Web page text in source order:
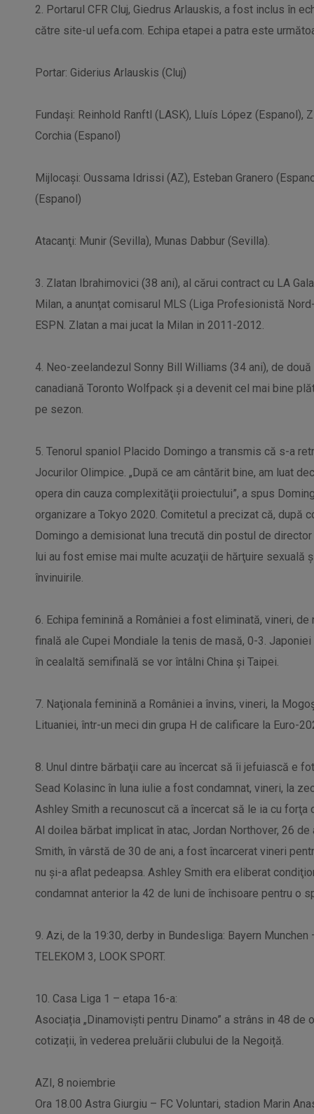
2. Portarul CFR Cluj, Giedrus Arlauskis, a fost inclus în
către site-ul uefa.com. Echipa etapei a patra este
Portar: Giderius Arlauskis (Cluj)
Fundaşi: Reinhold Ranftl (LASK), Lluís López (Espanol),
Corchia (Espanol)
Mijlocaşi: Oussama Idrissi (AZ), Esteban Granero
(Espanol)
Atacanţi: Munir (Sevilla), Munas Dabbur (Sevilla).
3. Zlatan Ibrahimovici (38 ani), al cărui contract cu LA
Milan, a anunţat comisarul MLS (Liga Profesionistă
ESPN. Zlatan a mai jucat la Milan in 2011-2012.
4. Neo-zeelandezul Sonny Bill Williams (34 ani), de
canadiană Toronto Wolfpack şi a devenit cel mai bine
pe sezon.
5. Tenorul spaniol Placido Domingo a transmis că s-a
Jocurilor Olimpice. „După ce am cântărit bine, am luat
opera din cauza complexităţii proiectului”, a spus
organizare a Tokyo 2020. Comitetul a precizat că, după
Domingo a demisionat luna trecută din postul de
lui au fost emise mai multe acuzaţii de hărţuire sexuală
învinuirile.
6. Echipa feminină a României a fost eliminată, vineri,
finală ale Cupei Mondiale la tenis de masă, 0-3.
în cealaltă semifinală se vor întâlni China şi Taipei.
7. Naţionala feminină a României a învins, vineri, la
Lituaniei, într-un meci din grupa H de calificare la Euro-
8. Unul dintre bărbaţii care au încercat să îi jefuiască e
Sead Kolasinc în luna iulie a fost condamnat, vineri, la
Ashley Smith a recunoscut că a încercat să le ia cu
Al doilea bărbat implicat în atac, Jordan Northover, 26
Smith, în vârstă de 30 de ani, a fost încarcerat vineri
nu şi-a aflat pedeapsa. Ashley Smith era eliberat
condamnat anterior la 42 de luni de închisoare pentru o
9. Azi, de la 19:30, derby in Bundesliga: Bayern
TELEKOM 3, LOOK SPORT.
10. Casa Liga 1 – etapa 16-a:
Asociația „Dinamoviști pentru Dinamo” a strâns in 48
cotizații, în vederea preluării clubului de la Negoiță.
AZI, 8 noiembrie
Ora 18.00 Astra Giurgiu – FC Voluntari, stadion Marin